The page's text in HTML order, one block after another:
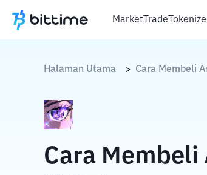
MarketTrade
Halaman Utama > Cara Membeli
Cara